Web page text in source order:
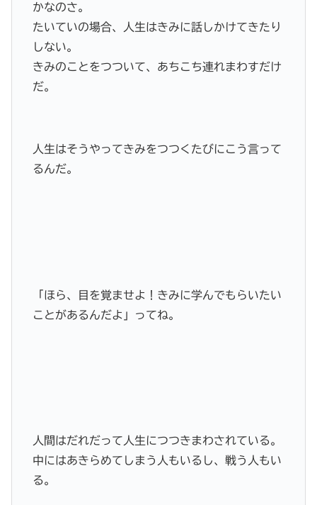
かなのさ。
たいていの場合、人生はきみに話しかけてきたり
しない。
きみのことをつついて、あちこち連れまわすだけ
だ。
人生はそうやってきみをつつくたびにこう言って
るんだ。
「ほら、目を覚ませよ！きみに学んでもらいたい
ことがあるんだよ」ってね。
人間はだれだって人生につつきまわされている。
中にはあきらめてしまう人もいるし、戦う人もい
る。